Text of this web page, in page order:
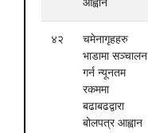
४२
चमेनागृहहरु
भाडामा सञ्चालन
गर्न न्यूनतम
रकममा
बढाबढद्वारा
बोलपत्र आह्वान